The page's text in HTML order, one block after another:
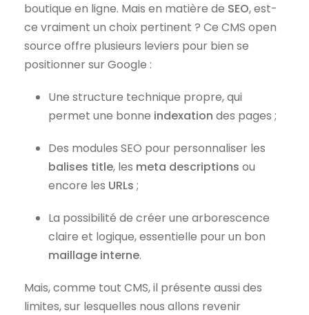
boutique en ligne. Mais en matière de SEO, est-
ce vraiment un choix pertinent ? Ce CMS open
source offre plusieurs leviers pour bien se
positionner sur Google :
Une structure technique propre, qui
permet une bonne indexation des pages ;
Des modules SEO pour personnaliser les
balises title, les meta descriptions ou
encore les URLs ;
La possibilité de créer une arborescence
claire et logique, essentielle pour un bon
maillage interne.
Mais, comme tout CMS, il présente aussi des
limites, sur lesquelles nous allons revenir